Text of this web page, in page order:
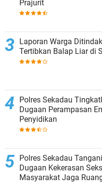
Prajurit
Laporan Warga
Tertibkan Balap Liar di
Polres Sekadau
Dugaan Perampasan
Penyidikan
Polres Sekadau
Dugaan Kekerasan
Masyarakat Jaga